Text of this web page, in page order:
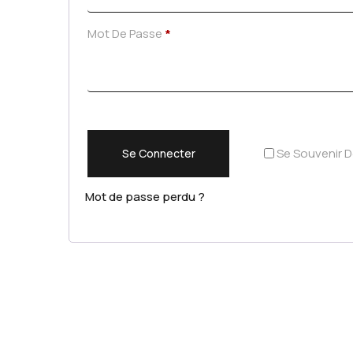
Mot De Passe *
Se Souvenir
Se Connecter
Mot de passe perdu ?